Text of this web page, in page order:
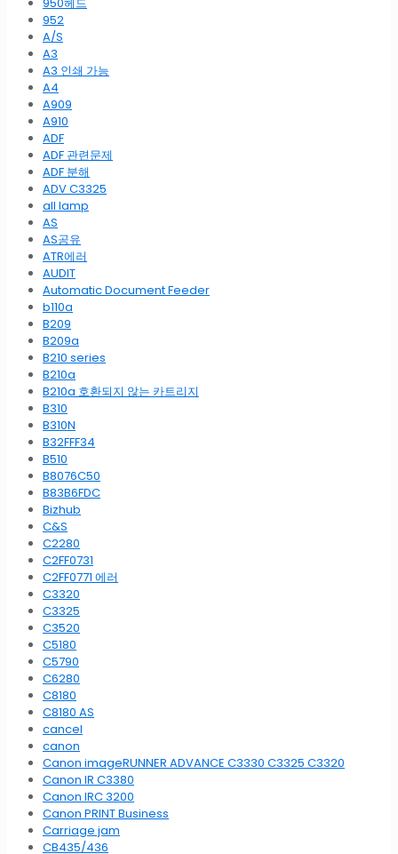
952
A/S
A3
A3 인쇄 가능
A4
A909
A910
ADF
ADF 관련문제
ADF 분해
ADV C3325
all lamp
AS
AS공유
ATR에러
AUDIT
Automatic Document Feeder
b110a
B209
B209a
B210 series
B210a
B210a 호환되지 않는 카트리지
B310
B310N
B32FFF34
B510
B8076C50
B83B6FDC
Bizhub
C&S
C2280
C2FF0731
C2FF0771 에러
C3320
C3325
C3520
C5180
C5790
C6280
C8180
C8180 AS
cancel
canon
Canon imageRUNNER ADVANCE C3330 C3325 C3320
Canon IR C3380
Canon IRC 3200
Canon PRINT Business
Carriage jam
CB435/436